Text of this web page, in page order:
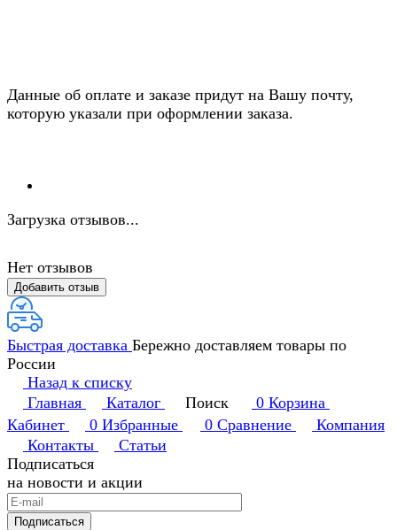
Данные об оплате и заказе придут на Вашу почту,
которую указали при оформлении заказа.
Загрузка отзывов...
Нет отзывов
Добавить отзыв
Быстрая доставка Бережно доставляем товары по
России
Назад к списку
Главная
Каталог Поиск 0 Корзина
Кабинет
0 Избранные 0 Сравнение
Компания
Контакты
Статьи
Подписаться
на новости и акции
Подписаться